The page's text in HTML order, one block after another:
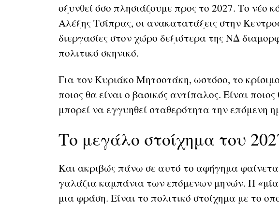
οξυνθεί όσο πλησιάζουμε προς το 2027. Το νέο
Αλέξης Τσίπρας, οι ανακατατάξεις στην
διεργασίες στον χώρο δεξιότερα της ΝΔ
πολιτικό σκηνικό.
Για τον Κυριάκο Μητσοτάκη, ωστόσο, το
ποιος θα είναι ο βασικός αντίπαλος. Είναι ποιος
μπορεί να εγγυηθεί σταθερότητα την επόμενη
Το μεγάλο στοίχημα του
Και ακριβώς πάνω σε αυτό το αφήγημα
γαλάζια καμπάνια των επόμενων μηνών. Η
μια φράση. Είναι το πολιτικό στοίχημα με το